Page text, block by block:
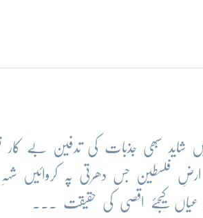
شاید سبھی جذبات کی تدفین بے
ارضِ فلسطین جس دھرتی پہ
کیجئے اقصی کی حقیقت ...